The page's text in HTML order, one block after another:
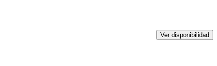
Ver disponibilidad